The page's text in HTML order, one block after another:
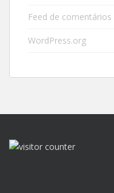
Feed de comentários
WordPress.org